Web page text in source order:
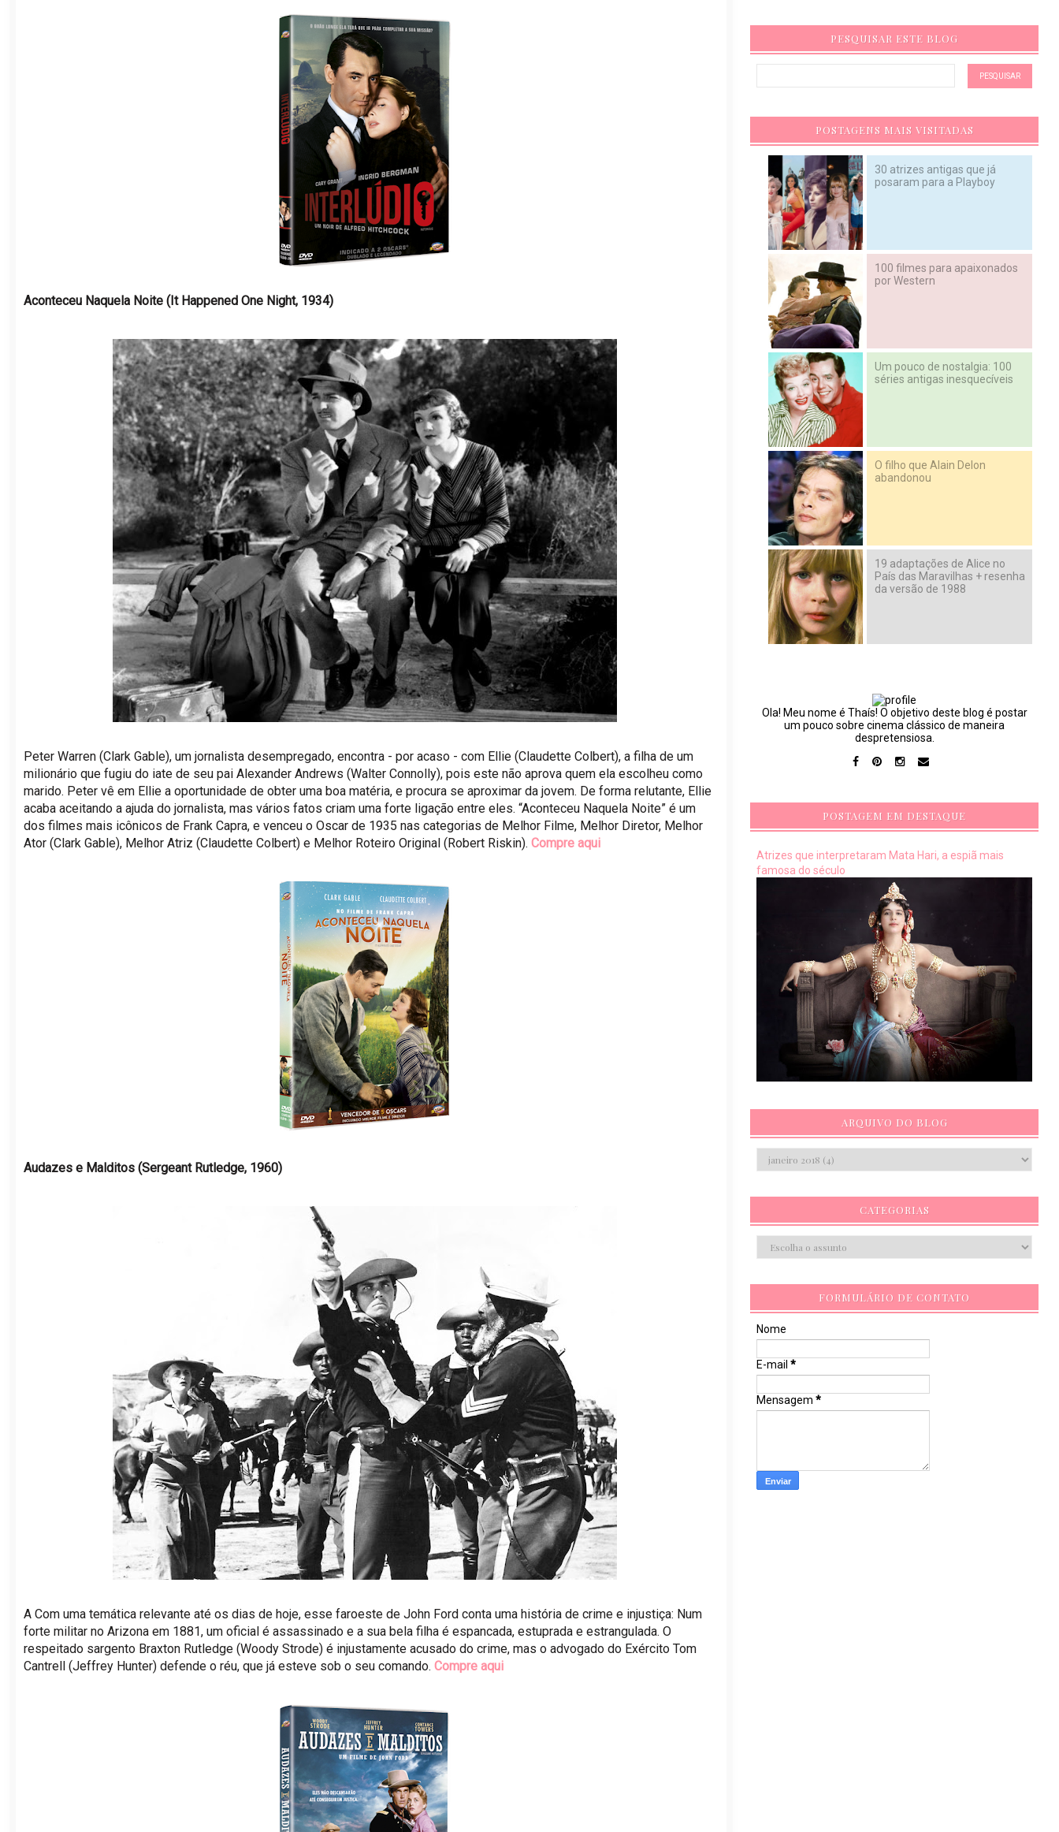
Aconteceu Naquela Noite (It Happened One Night, 1934)
Peter Warren (Clark Gable), um jornalista desempregado, encontra - por acaso - com Ellie (Claudette Colbert), a filha de um
milionário que fugiu do iate de seu pai Alexander Andrews (Walter Connolly), pois este não aprova quem ela escolheu como
marido. Peter vê em Ellie a oportunidade de obter uma boa matéria, e procura se aproximar da jovem. De forma relutante, Ellie
acaba aceitando a ajuda do jornalista, mas vários fatos criam uma forte ligação entre eles. “Aconteceu Naquela Noite” é um
dos filmes mais icônicos de Frank Capra, e venceu o Oscar de 1935 nas categorias de Melhor Filme, Melhor Diretor, Melhor
Ator (Clark Gable), Melhor Atriz (Claudette Colbert) e Melhor Roteiro Original (Robert Riskin). Compre aqui
Audazes e Malditos (Sergeant Rutledge, 1960)
A Com uma temática relevante até os dias de hoje, esse faroeste de John Ford conta uma história de crime e injustiça: Num
forte militar no Arizona em 1881, um oficial é assassinado e a sua bela filha é espancada, estuprada e estrangulada. O
respeitado sargento Braxton Rutledge (Woody Strode) é injustamente acusado do crime, mas o advogado do Exército Tom
Cantrell (Jeffrey Hunter) defende o réu, que já esteve sob o seu comando. Compre aqui
PESQUISAR ESTE BLOG
POSTAGENS MAIS VISITADAS
30 atrizes antigas que já
posaram para a Playboy
100 filmes para apaixonados
por Western
Um pouco de nostalgia: 100
séries antigas inesquecíveis
O filho que Alain Delon
abandonou
19 adaptações de Alice no
País das Maravilhas + resenha
da versão de 1988
Ola! Meu nome é Thaís! O objetivo deste blog é postar
um pouco sobre cinema clássico de maneira
despretensiosa.
POSTAGEM EM DESTAQUE
Atrizes que interpretaram Mata Hari, a espiã mais
famosa do século
ARQUIVO DO BLOG
CATEGORIAS
FORMULÁRIO DE CONTATO
Nome
E-mail*
Mensagem*